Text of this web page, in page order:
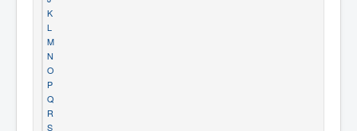
K
L
M
N
O
P
Q
R
S